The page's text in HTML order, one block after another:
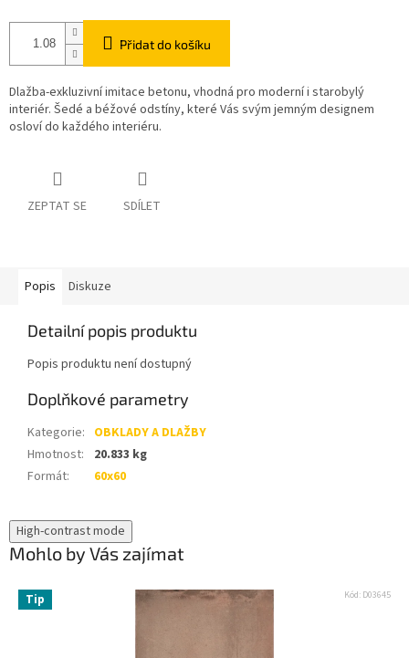
Přidat do košíku
Dlažba-exkluzivní imitace betonu, vhodná pro moderní i starobylý
interiér. Šedé a béžové odstíny, které Vás svým jemným designem
osloví do každého interiéru.
ZEPTAT SE SDÍLET
High-contrast mode
Mohlo by Vás zajímat
Tip Kód: D03645
Popis Diskuze
Detailní popis produktu
Popis produktu není dostupný
Doplňkové parametry
Kategorie: OBKLADY A DLAŽBY
Hmotnost:
20.833 kg
Formát: 60x60